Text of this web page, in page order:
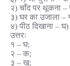
२) चाँद पर थूकना –
३) घर का उजाला –
४) पीठ दिखाना –
उत्तरः
१ – घ;
२ – क;
३ – ख;